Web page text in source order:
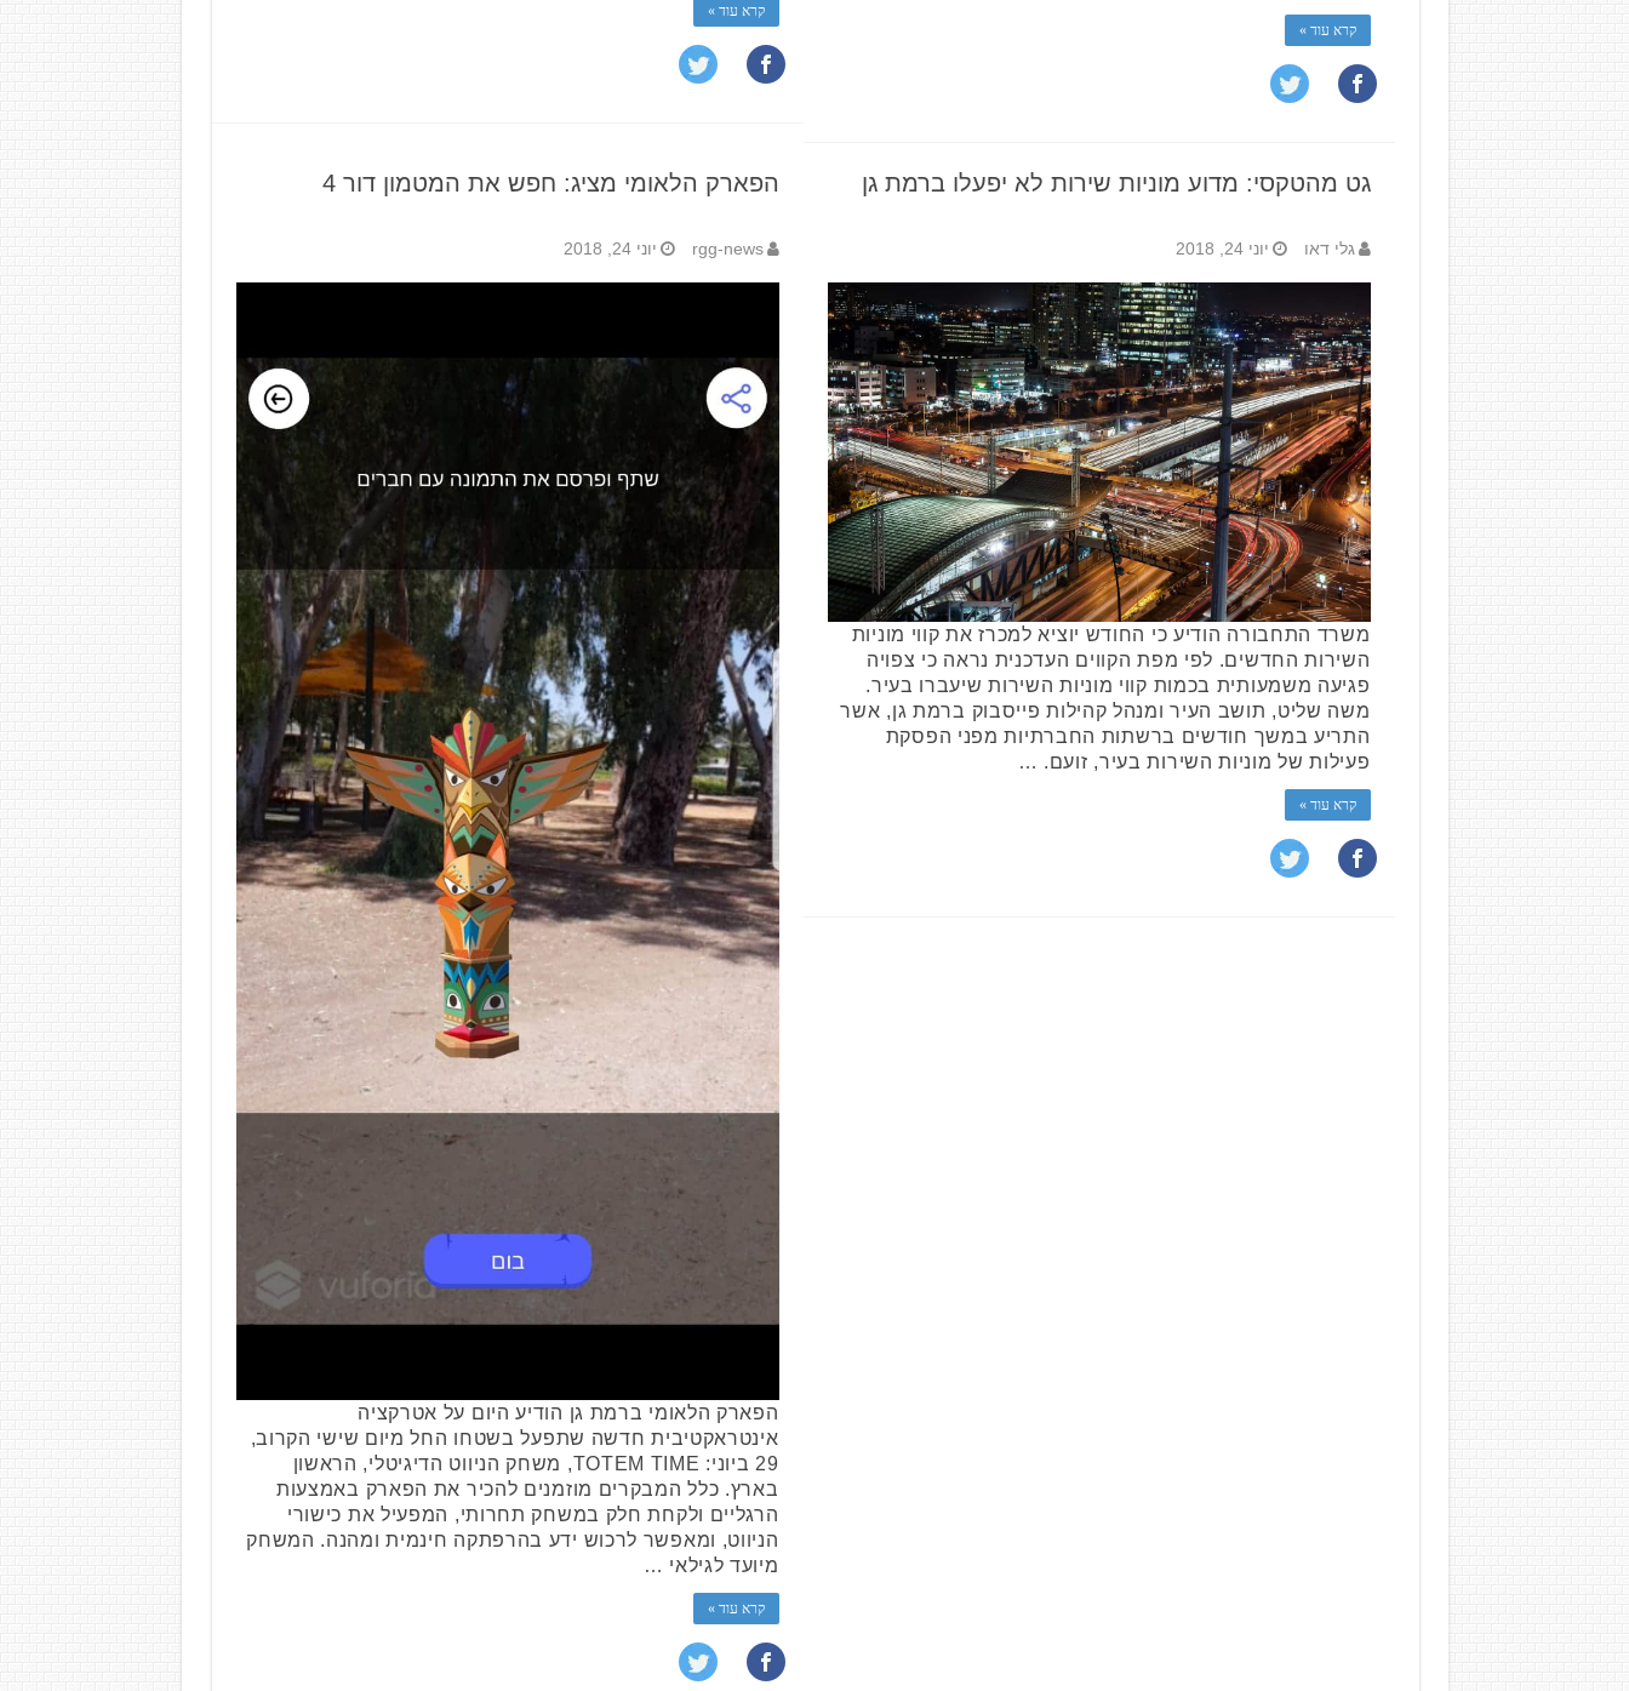
קרא עוד »
קרא עוד »
הפארק הלאומי מציג: חפש את המטמון דור 4
rgg-news יוני 24, 2018
הפארק הלאומי ברמת גן הודיע היום על אטרקציה
אינטראקטיבית חדשה שתפעל בשטחו החל מיום שישי הקרוב,
29 ביוני: TOTEM TIME, משחק הניווט הדיגיטלי, הראשון
בארץ. כלל המבקרים מוזמנים להכיר את הפארק באמצעות
הרגליים ולקחת חלק במשחק תחרותי, המפעיל את כישורי
הניווט, ומאפשר לרכוש ידע בהרפתקה חינמית ומהנה. המשחק
מיועד לגילאי …
קרא עוד »
גט מהטקסי: מדוע מוניות שירות לא יפעלו ברמת גן
גלי דאו יוני 24, 2018
משרד התחבורה הודיע כי החודש יוציא למכרז את קווי מוניות
השירות החדשים. לפי מפת הקווים העדכנית נראה כי צפויה
פגיעה משמעותית בכמות קווי מוניות השירות שיעברו בעיר.
משה שליט, תושב העיר ומנהל קהילות פייסבוק ברמת גן, אשר
התריע במשך חודשים ברשתות החברתיות מפני הפסקת
פעילות של מוניות השירות בעיר, זועם. …
קרא עוד »